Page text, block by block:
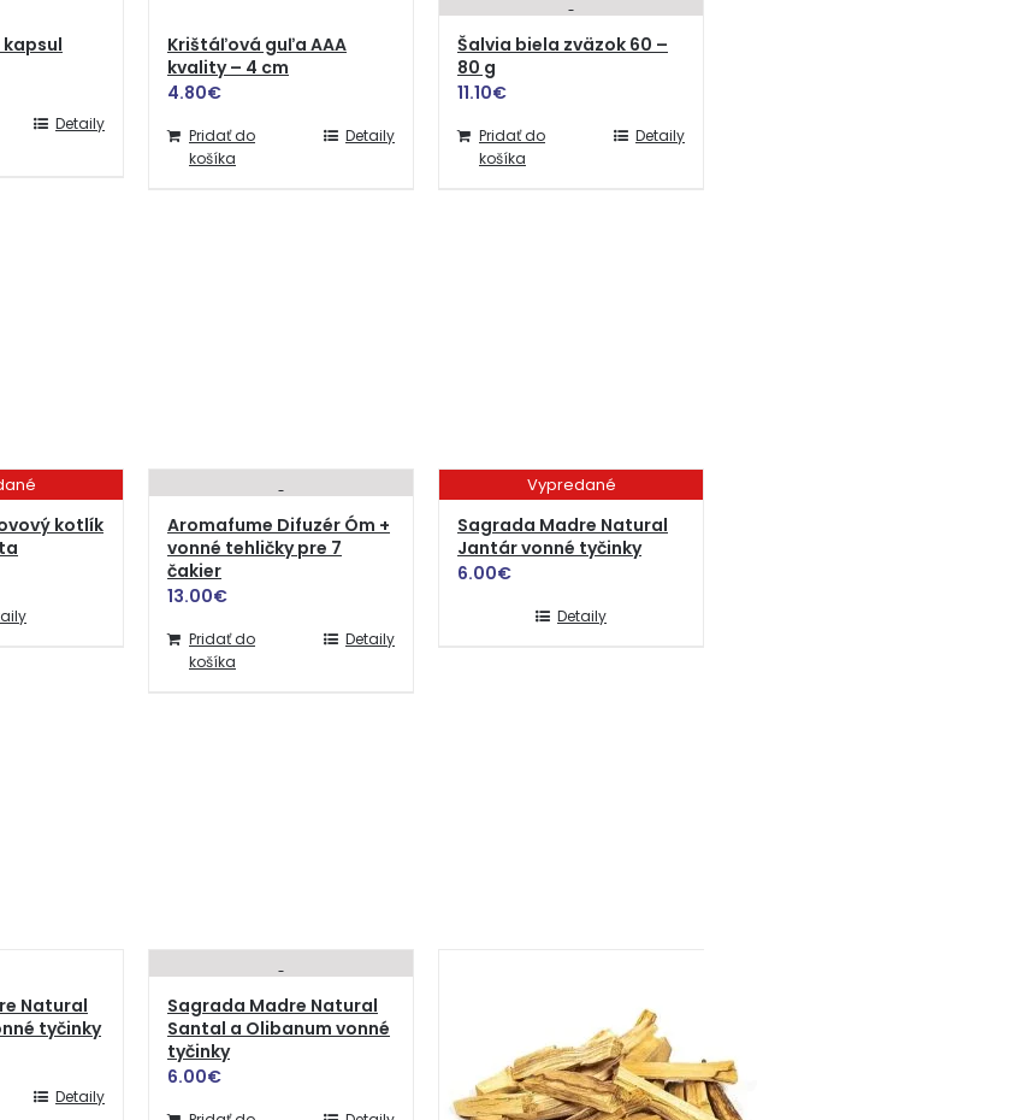
Detaily
Krištáľová guľa AAA
kvality – 4 cm
4.80€
Pridať do
košíka
Detaily
Šalvia biela zväzok 60 –
80 g
11.10€
Pridať do
košíka
Detaily
kotlík
Aromafume Difuzér Óm +
vonné tehličky pre 7
čakier
13.00€
Pridať do
košíka
Detaily
Vypredané
Sagrada Madre Natural
Jantár vonné tyčinky
6.00€
Detaily
Natural
tyčinky
Detaily
Sagrada Madre Natural
Santal a Olibanum vonné
tyčinky
6.00€